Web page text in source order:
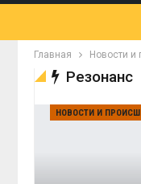
Главная Новости и
Резонанс